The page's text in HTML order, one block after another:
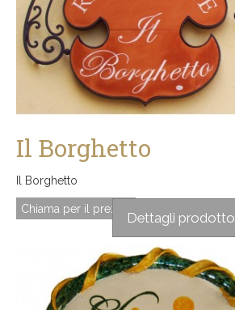
Il Borghetto
Il Borghetto
Chiama per il prezzo
Dettagli prodotto